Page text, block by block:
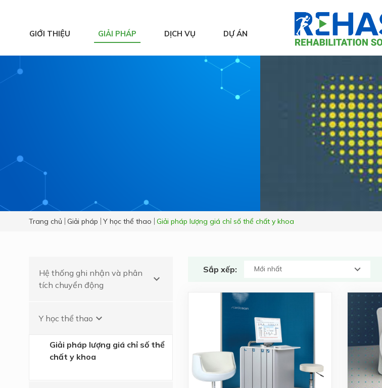
GIỚI THIỆU GIẢI PHÁP
Phục hồi chức năng
chủ động
Phục hồi chức năng
Lao động trị liệu
DỊCH VỤ DỰ ÁN
Trang chủ Giải pháp Y học thể thao Giải pháp lượng giá chỉ số thể chất y khoa
Hệ thống ghi nhận và phân
tích chuyển động
keyboard_arrow_down
Y học thể thao keyboard_arrow_down
Giải pháp lượng giá chỉ số thể
chất y khoa
Sắp xếp: